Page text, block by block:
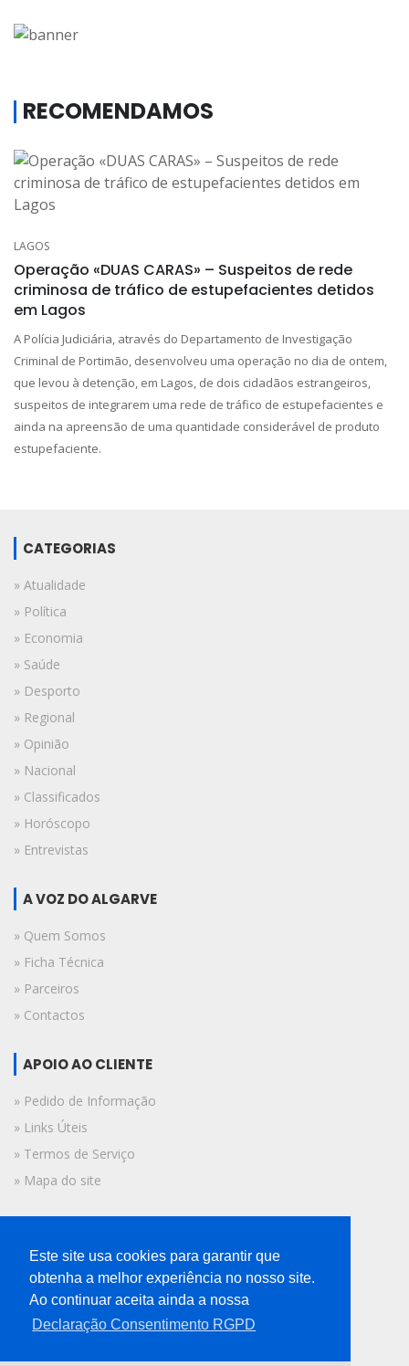
RECOMENDAMOS
LAGOS
Operação «DUAS CARAS» – Suspeitos de rede
criminosa de tráfico de estupefacientes detidos
em Lagos
A Polícia Judiciária, através do Departamento de Investigação
Criminal de Portimão, desenvolveu uma operação no dia de ontem,
que levou à detenção, em Lagos, de dois cidadãos estrangeiros,
suspeitos de integrarem uma rede de tráfico de estupefacientes e
ainda na apreensão de uma quantidade considerável de produto
estupefaciente.
CATEGORIAS
» Atualidade
» Política
» Economia
» Saúde
» Desporto
» Regional
» Opinião
» Nacional
» Classificados
» Horóscopo
» Entrevistas
A VOZ DO ALGARVE
» Quem Somos
» Ficha Técnica
» Parceiros
» Contactos
APOIO AO CLIENTE
» Pedido de Informação
» Links Úteis
» Termos de Serviço
» Mapa do site
© 2019 A Voz do Algarve.
Todos os direitos reservados.
Este site usa cookies para garantir que
obtenha a melhor experiência no nosso site.
Ao continuar aceita ainda a nossa
Declaração Consentimento RGPD